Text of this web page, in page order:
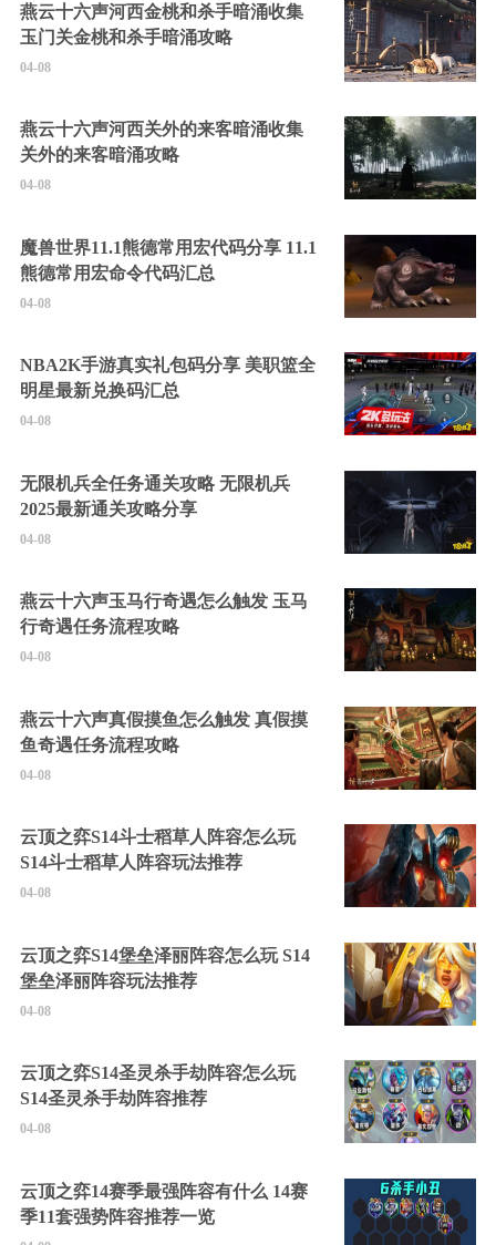
燕云十六声河西金桃和杀手暗涌收集
玉门关金桃和杀手暗涌攻略
04-08
燕云十六声河西关外的来客暗涌收集
关外的来客暗涌攻略
04-08
魔兽世界11.1熊德常用宏代码分享 11.1
熊德常用宏命令代码汇总
04-08
NBA2K手游真实礼包码分享 美职篮全
明星最新兑换码汇总
04-08
无限机兵全任务通关攻略 无限机兵
2025最新通关攻略分享
04-08
燕云十六声玉马行奇遇怎么触发 玉马
行奇遇任务流程攻略
04-08
燕云十六声真假摸鱼怎么触发 真假摸
鱼奇遇任务流程攻略
04-08
云顶之弈S14斗士稻草人阵容怎么玩
S14斗士稻草人阵容玩法推荐
04-08
云顶之弈S14堡垒泽丽阵容怎么玩 S14
堡垒泽丽阵容玩法推荐
04-08
云顶之弈S14圣灵杀手劫阵容怎么玩
S14圣灵杀手劫阵容推荐
04-08
云顶之弈14赛季最强阵容有什么 14赛
季11套强势阵容推荐一览